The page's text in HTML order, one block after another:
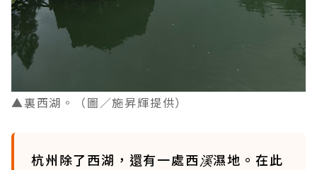
▲裏西湖。 （圖／施昇輝提供）
杭州除了西湖，還有一處西溪濕地。在此